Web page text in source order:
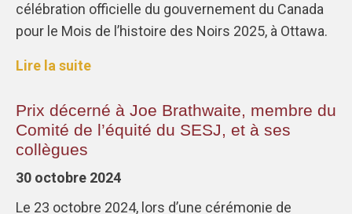
célébration officielle du gouvernement du Canada
pour le Mois de l’histoire des Noirs 2025, à Ottawa.
Lire la suite
Prix décerné à Joe Brathwaite, membre du
Comité de l’équité du SESJ, et à ses
collègues
30 octobre 2024
Le 23 octobre 2024, lors d’une cérémonie de